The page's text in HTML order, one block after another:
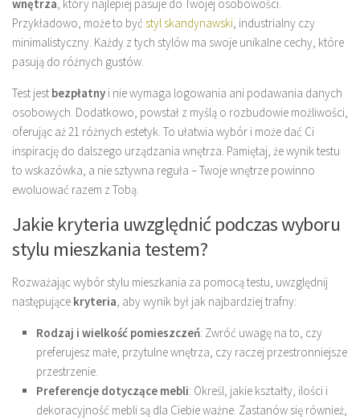
wnętrza , który najlepiej pasuje do Twojej osobowości.
Przykładowo, może to być styl skandynawski , industrialny czy
minimalistyczny. Każdy z tych stylów ma swoje unikalne cechy, które
pasują do różnych gustów.
Test jest bezpłatny i nie wymaga logowania ani podawania danych
osobowych. Dodatkowo, powstał z myślą o rozbudowie możliwości,
oferując aż 21 różnych estetyk. To ułatwia wybór i może dać Ci
inspirację do dalszego urządzania wnętrza. Pamiętaj, że wynik testu
to wskazówka, a nie sztywna reguła – Twoje wnętrze powinno
ewoluować razem z Tobą.
Jakie kryteria uwzględnić podczas wyboru
stylu mieszkania testem?
Rozważając wybór stylu mieszkania za pomocą testu, uwzględnij
następujące kryteria , aby wynik był jak najbardziej trafny:
Rodzaj i wielkość pomieszczeń: Zwróć uwagę na to, czy
preferujesz małe, przytulne wnętrza, czy raczej przestronniejsze
przestrzenie.
Preferencje dotyczące mebli: Określ, jakie kształty, ilości i
dekoracyjność mebli są dla Ciebie ważne. Zastanów się również,